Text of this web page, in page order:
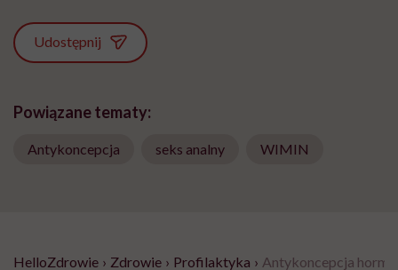
Udostępnij
Powiązane tematy:
Antykoncepcja seks analny WIMIN
HelloZdrowie › Zdrowie › Profilaktyka › Antykoncepcja